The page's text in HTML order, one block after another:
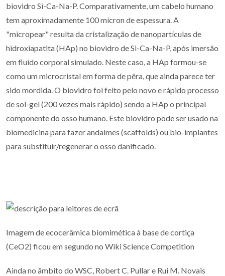
biovidro Si-Ca-Na-P. Comparativamente, um cabelo humano
tem aproximadamente 100 mícron de espessura. A
"micropear" resulta da cristalização de nanopartículas de
hidroxiapatita (HAp) no biovidro de Si-Ca-Na-P, após imersão
em fluido corporal simulado. Neste caso, a HAp formou-se
como um microcristal em forma de pêra, que ainda parece ter
sido mordida. O biovidro foi feito pelo novo e rápido processo
de sol-gel (200 vezes mais rápido) sendo a HAp o principal
componente do osso humano. Este biovidro pode ser usado na
biomedicina para fazer andaimes (scaffolds) ou bio-implantes
para substituir/regenerar o osso danificado.
Imagem de ecocerâmica biomimética à base de cortiça
(CeO2) ficou em segundo no Wiki Science Competition
Ainda no âmbito do WSC, Robert C. Pullar e Rui M. Novais